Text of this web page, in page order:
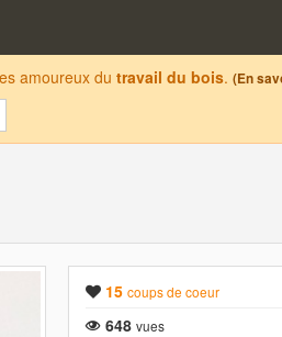
amoureux du travail du bois. (En
15 coups de coeur
648 vues